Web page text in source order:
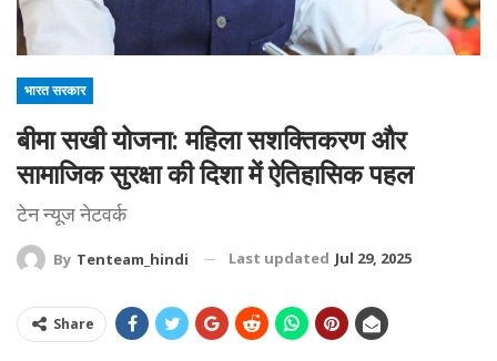
भारत सरकार
बीमा सखी योजना: महिला सशक्तिकरण और
सामाजिक सुरक्षा की दिशा में ऐतिहासिक पहल
टेन न्यूज नेटवर्क
By Tenteam_hindi Last updated Jul 29, 2025
Share